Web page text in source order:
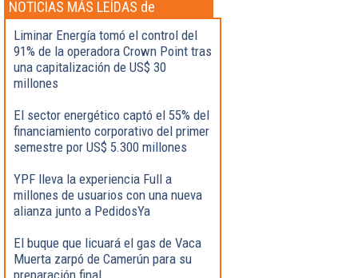
NOTICIAS MÁS LEÍDAS de
Actualidad
Liminar Energía tomó el control del
91% de la operadora Crown Point tras
una capitalización de US$ 30
millones
El sector energético captó el 55% del
financiamiento corporativo del primer
semestre por US$ 5.300 millones
YPF lleva la experiencia Full a
millones de usuarios con una nueva
alianza junto a PedidosYa
El buque que licuará el gas de Vaca
Muerta zarpó de Camerún para su
preparación final